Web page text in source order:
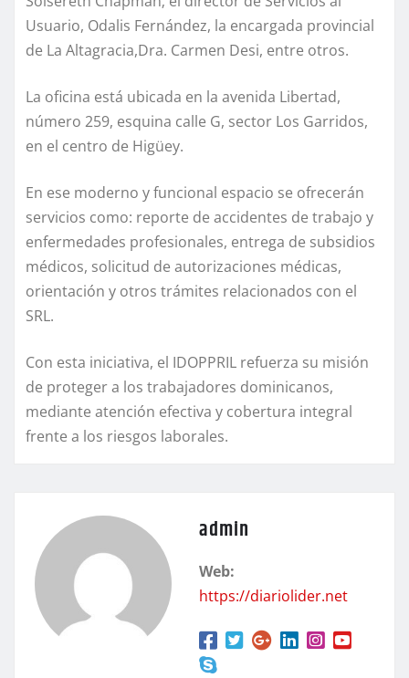
Usuario, Odalis Fernández, la encargada provincial
de La Altagracia,Dra. Carmen Desi, entre otros.
La oficina está ubicada en la avenida Libertad,
número 259, esquina calle G, sector Los Garridos,
en el centro de Higüey.
En ese moderno y funcional espacio se ofrecerán
servicios como: reporte de accidentes de trabajo y
enfermedades profesionales, entrega de subsidios
médicos, solicitud de autorizaciones médicas,
orientación y otros trámites relacionados con el
SRL.
Con esta iniciativa, el IDOPPRIL refuerza su misión
de proteger a los trabajadores dominicanos,
mediante atención efectiva y cobertura integral
frente a los riesgos laborales.
admin
Web:
https://diariolider.net